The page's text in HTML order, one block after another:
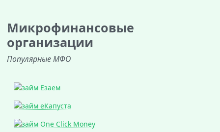
Микрофинансовые
организации
Популярные МФО